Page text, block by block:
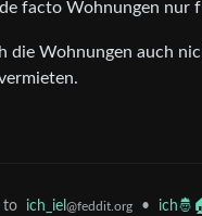
facto Wohnungen nur
die Wohnungen auch
to ich_iel @feddit.org •